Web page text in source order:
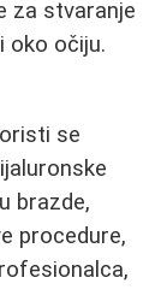
za stvaranje
oko očiju.
se
brazde,
procedure,